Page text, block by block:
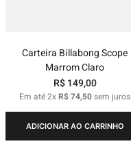
Carteira Billabong Scope
Marrom Claro
R$ 149,00
Em até2xR$74,50sem juros
ADICIONAR AO CARRINHO